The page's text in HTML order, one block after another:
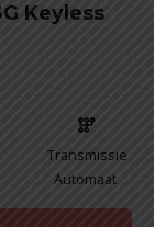
Keyless
Transmissie
Automaat